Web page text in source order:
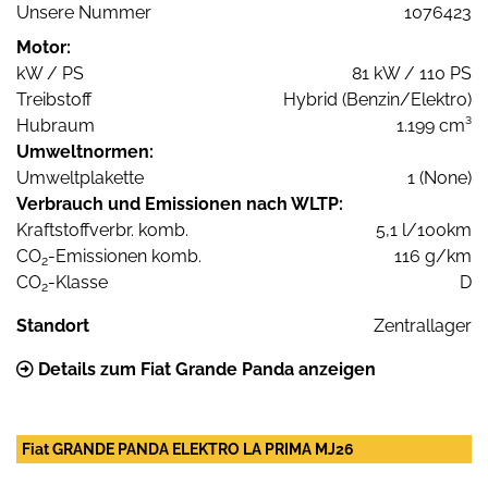
Unsere Nummer
1076423
Motor:
kW / PS
81 kW / 110 PS
Treibstoff
Hybrid (Benzin/Elektro)
Hubraum
1.199 cm³
Umweltnormen:
Umweltplakette
1 (None)
Verbrauch und Emissionen nach WLTP:
Kraftstoffverbr. komb.
5,1 l/100km
CO2-Emissionen komb.
116 g/km
CO2-Klasse D
Standort Zentrallager
Details zum Fiat Grande Panda anzeigen
Fiat GRANDE PANDA ELEKTRO LA PRIMA MJ26